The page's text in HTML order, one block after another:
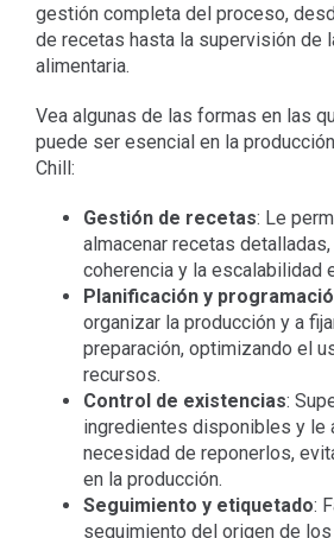
gestión completa del proceso,
de recetas hasta la supervisión de
alimentaria.
Vea algunas de las formas en las
puede ser esencial en la
Chill:
Gestión de recetas: Le
almacenar recetas
coherencia y la escalabilidad
Planificación y
organizar la producción y a
preparación, optimizando el
recursos.
Control de existencias:
ingredientes disponibles y le
necesidad de reponerlos,
en la producción.
Seguimiento y etiquetado:
seguimiento del origen de